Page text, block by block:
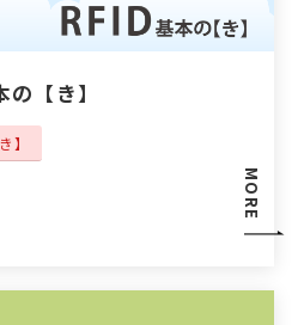
MORE
【き】
】